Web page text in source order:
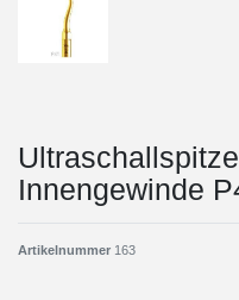
Innengewinde
Artikelnummer 163